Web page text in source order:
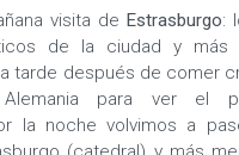
visita de Estrasburgo:
de la ciudad y más
tarde después de comer
para ver el
la noche volvimos a